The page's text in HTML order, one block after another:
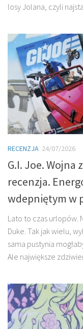
losy Jolana, czyli
RECENZJA 24/07/2026
G.I. Joe. Wojna
recenzja.
wdepniętym w
Lato to czas urlopów.
Duke. Tak jak wielu,
sama pustynia
Ale największe